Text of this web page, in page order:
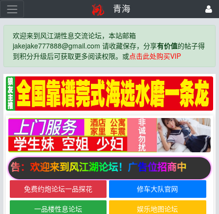
青海
欢迎来到风江湖性息交流论坛，本站邮箱
jakejake777888@gmail.com 请收藏保存，分享有价值的帖子得
到积分升级后可获取更多阅读权限。或点击此处购买VIP
告：欢迎来到风江湖论坛！广告位招商中
免费约炮论坛一品探花 修车大队官网
一品楼性息论坛 娱乐地图论坛